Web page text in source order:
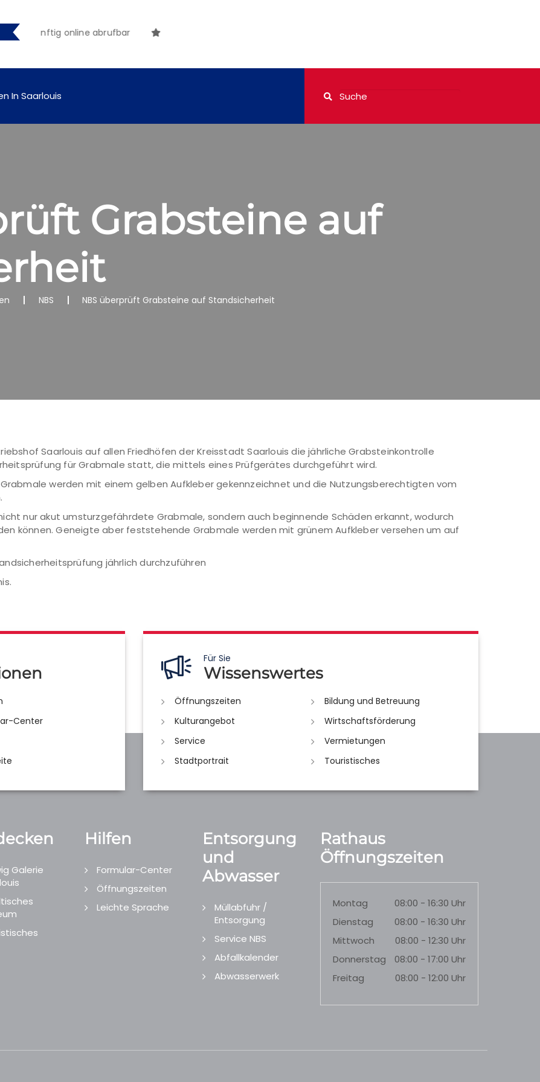
künftig online abrufbar
In Saarlouis
Grabsteine auf
NBS NBS überprüft Grabsteine auf Standsicherheit
Saarlouis auf allen Friedhöfen der Kreisstadt Saarlouis die jährliche Grabsteinkontrolle
für Grabmale statt, die mittels eines Prüfgerätes durchgeführt wird.
werden mit einem gelben Aufkleber gekennzeichnet und die Nutzungsberechtigten vom
nur akut umsturzgefährdete Grabmale, sondern auch beginnende Schäden erkannt, wodurch
können. Geneigte aber feststehende Grabmale werden mit grünem Aufkleber versehen um auf
jährlich durchzuführen
Center
Für Sie
Wissenswertes
Öffnungszeiten
Bildung und Betreuung
Kulturangebot
Wirtschaftsförderung
Service
Vermietungen
Stadtportrait
Touristisches
Galerie
Hilfen
Formular-Center
Öffnungszeiten
Leichte Sprache
Entsorgung
und
Abwasser
Müllabfuhr /
Entsorgung
Service NBS
Abfallkalender
Abwasserwerk
Rathaus
Öffnungszeiten
Montag
08:00 - 16:30 Uhr
Dienstag
08:00 - 16:30 Uhr
Mittwoch
08:00 - 12:30 Uhr
Donnerstag
08:00 - 17:00 Uhr
Freitag
08:00 - 12:00 Uhr